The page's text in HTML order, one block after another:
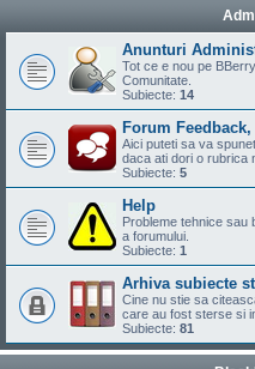
Anunturi
Tot ce e nou pe
Comunitate.
Subiecte: 14
Forum
Aici puteti sa va
daca ati dori o rubrica
Subiecte: 5
Help
Probleme tehnice sau
a forumului.
Subiecte: 1
Arhiva subiecte
Cine nu stie sa
care au fost sterse si
Subiecte: 81